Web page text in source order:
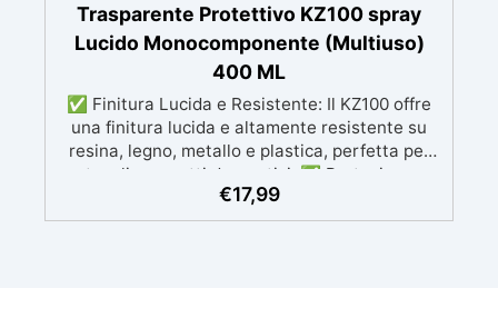
Trasparente Protettivo KZ100 spray
Lucido Monocomponente (Multiuso)
400 ML
✅ Finitura Lucida e Resistente: Il KZ100 offre
una finitura lucida e altamente resistente su
resina, legno, metallo e plastica, perfetta per
tavoli e oggetti decorativi. ✅ Protezione
Duratura: Resistente a graffi, agenti
atmosferici, detergenti aggressivi, alcol e
€17,99